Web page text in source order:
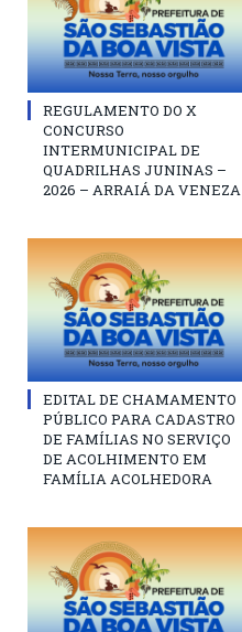
REGULAMENTO DO X
CONCURSO
INTERMUNICIPAL DE
QUADRILHAS JUNINAS –
2026 – ARRAIÁ DA VENEZA
EDITAL DE CHAMAMENTO
PÚBLICO PARA CADASTRO
DE FAMÍLIAS NO SERVIÇO
DE ACOLHIMENTO EM
FAMÍLIA ACOLHEDORA